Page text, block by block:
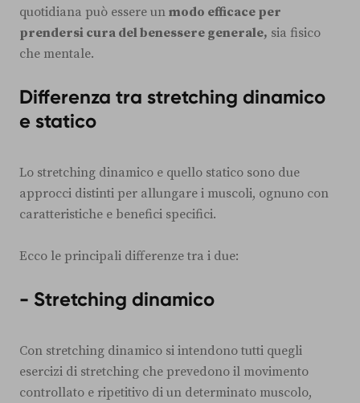
quotidiana può essere un modo efficace per
prendersi cura del benessere generale, sia fisico
che mentale.
Differenza tra stretching dinamico
e statico
Lo stretching dinamico e quello statico sono due
approcci distinti per allungare i muscoli, ognuno con
caratteristiche e benefici specifici.
Ecco le principali differenze tra i due:
- Stretching dinamico
Con stretching dinamico si intendono tutti quegli
esercizi di stretching che prevedono il movimento
controllato e ripetitivo di un determinato muscolo,